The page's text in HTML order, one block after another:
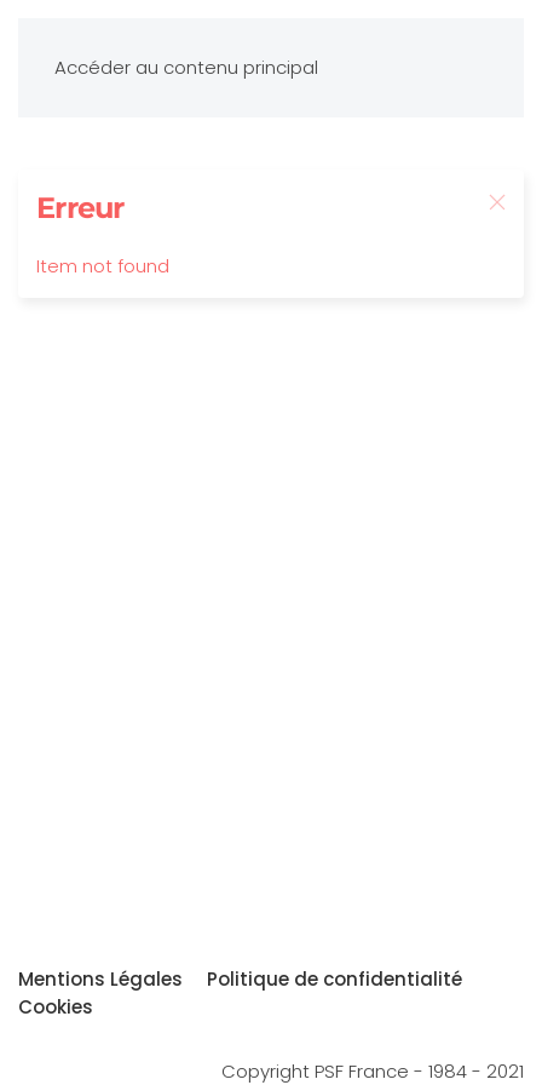
Accéder au contenu principal
Erreur
Item not found
Mentions Légales
Politique de confidentialité
Cookies
Copyright PSF France - 1984 - 2021